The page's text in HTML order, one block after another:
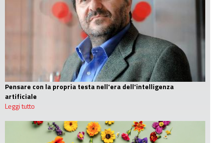
Pensare con la propria testa nell'era dell'intelligenza
artificiale
Leggi tutto